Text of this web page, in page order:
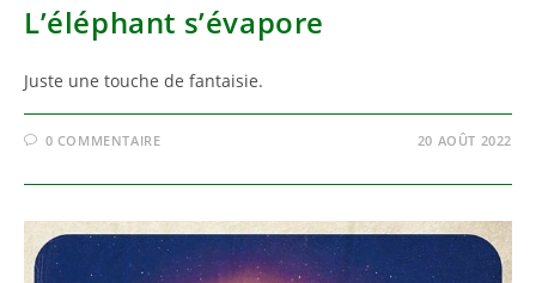
L’éléphant s’évapore
Juste une touche de fantaisie.
0 COMMENTAIRE 20 AOÛT 2022